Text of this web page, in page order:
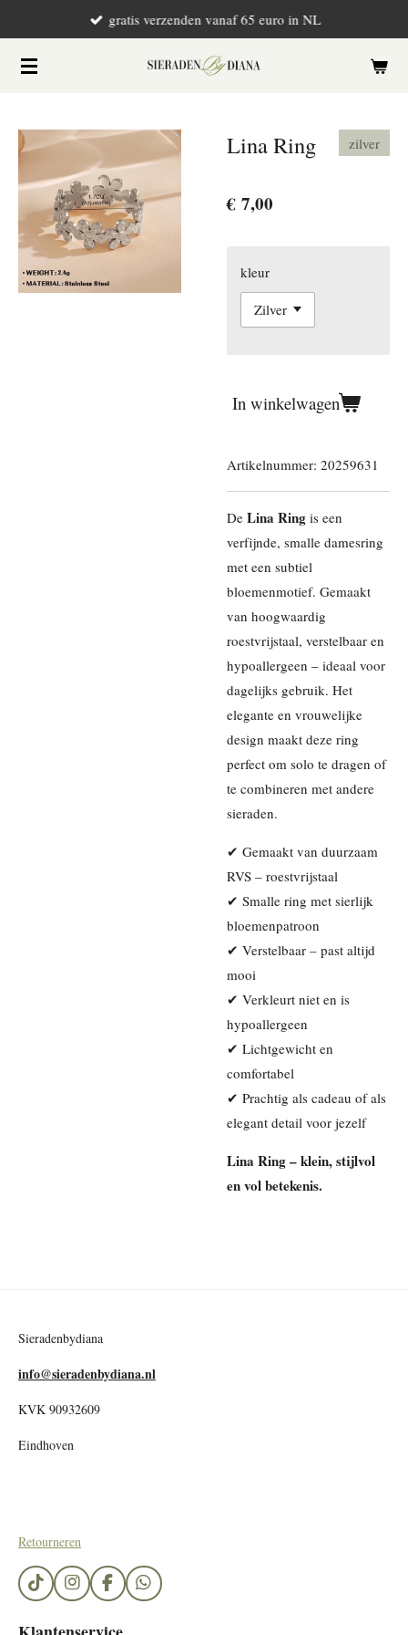
naar
gratis verzenden vanaf 65 euro in NL
Lina Ring zilver
€ 7,00
kleur
In winkelwagen
Artikelnummer: 20259631
De Lina Ring is een
verfijnde, smalle damesring
met een subtiel
bloemenmotief. Gemaakt
van hoogwaardig
roestvrijstaal, verstelbaar en
hypoallergeen – ideaal voor
dagelijks gebruik. Het
elegante en vrouwelijke
design maakt deze ring
perfect om solo te dragen of
te combineren met andere
sieraden.
✔ Gemaakt van duurzaam
RVS – roestvrijstaal
✔ Smalle ring met sierlijk
bloemenpatroon
✔ Verstelbaar – past altijd
mooi
✔ Verkleurt niet en is
hypoallergeen
✔ Lichtgewicht en
comfortabel
✔ Prachtig als cadeau of als
elegant detail voor jezelf
Lina Ring – klein, stijlvol
en vol betekenis.
Sieradenbydiana
info@sieradenbydiana.nl
KVK 90932609
Eindhoven
Retourneren
T
i
I
n
F
a
c
W
h